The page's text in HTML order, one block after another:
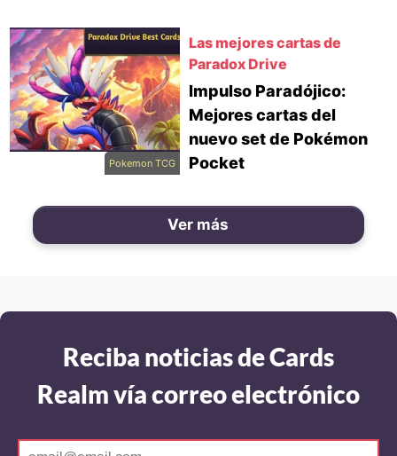
Pokemon TCG
Las mejores cartas de
Paradox Drive
Impulso Paradójico:
Mejores cartas del
nuevo set de Pokémon
Pocket
Ver más
Reciba noticias de Cards
Realm vía correo electrónico